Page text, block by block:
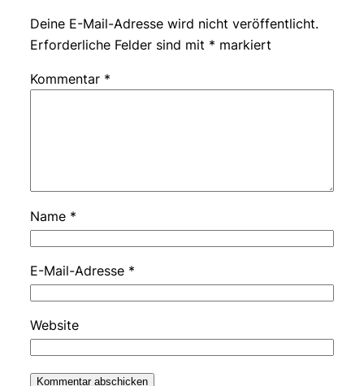
Deine E-Mail-Adresse wird nicht veröffentlicht.
Erforderliche Felder sind mit * markiert
Kommentar *
Name *
E-Mail-Adresse *
Website